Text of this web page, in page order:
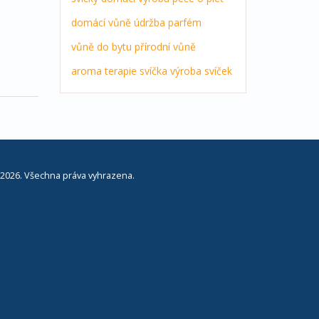
domácí vůně údržba parfém
vůně do bytu přírodní vůně
aroma terapie svíčka výroba svíček
Všechna práva vyhrazena.